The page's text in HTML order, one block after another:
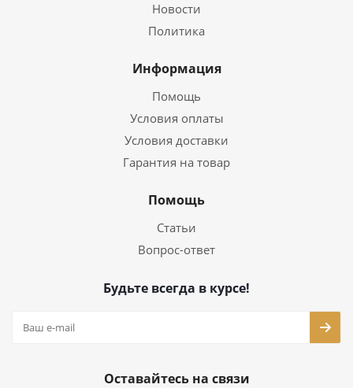
Новости
Политика
Информация
Помощь
Условия оплаты
Условия доставки
Гарантия на товар
Помощь
Статьи
Вопрос-ответ
Будьте всегда в курсе!
Оставайтесь на связи